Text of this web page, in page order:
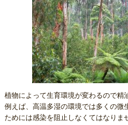
植物によって生育環境が変わるので精
例えば、高温多湿の環境では多くの微
ためには感染を阻止しなくてはなりま